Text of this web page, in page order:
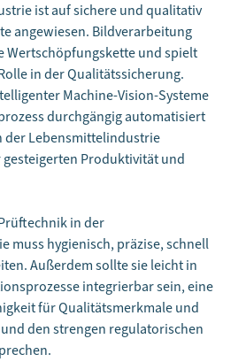
ist auf sichere und qualitativ
angewiesen. Bildverarbeitung
Wertschöpfungskette und spielt
in der Qualitätssicherung.
Machine-Vision-Systeme
durchgängig automatisiert
der Lebensmittelindustrie
Produktivität und
in der
muss hygienisch, präzise, schnell
Außerdem sollte sie leicht in
integrierbar sein, eine
für Qualitätsmerkmale und
den strengen regulatorischen